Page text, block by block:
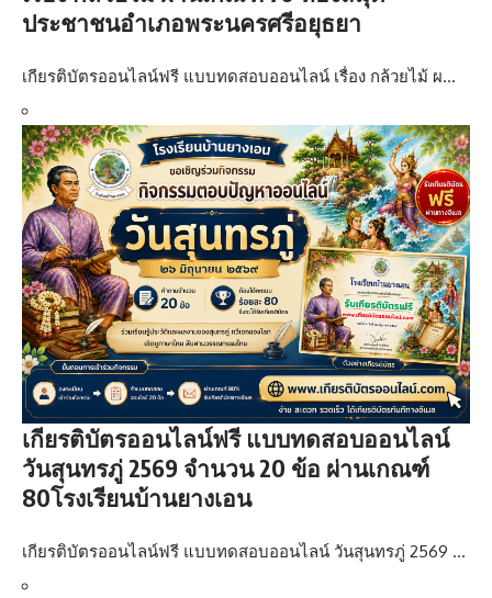
ประชาชนอำเภอพระนครศรีอยุธยา
เกียรติบัตรออนไลน์ฟรี แบบทดสอบออนไลน์ เรื่อง กล้วยไม้ ผ…
เกียรติบัตรออนไลน์ฟรี แบบทดสอบออนไลน์
วันสุนทรภู่ 2569 จำนวน 20 ข้อ ผ่านเกณฑ์
80โรงเรียนบ้านยางเอน
เกียรติบัตรออนไลน์ฟรี แบบทดสอบออนไลน์ วันสุนทรภู่ 2569 …